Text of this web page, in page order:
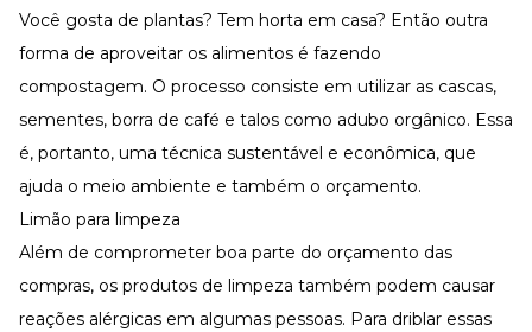
Você gosta de plantas? Tem horta em casa? Então outra
forma de aproveitar os alimentos é fazendo
compostagem. O processo consiste em utilizar as cascas,
sementes, borra de café e talos como adubo orgânico. Essa
é, portanto, uma técnica sustentável e econômica, que
ajuda o meio ambiente e também o orçamento.
Limão para limpeza
Além de comprometer boa parte do orçamento das
compras, os produtos de limpeza também podem causar
reações alérgicas em algumas pessoas. Para driblar essas